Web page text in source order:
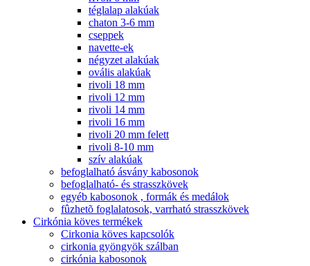
téglalap alakúak
chaton 3-6 mm
cseppek
navette-ek
négyzet alakúak
ovális alakúak
rivoli 18 mm
rivoli 12 mm
rivoli 14 mm
rivoli 16 mm
rivoli 20 mm felett
rivoli 8-10 mm
szív alakúak
befoglalható ásvány kabosonok
befoglalható- és strasszkövek
egyéb kabosonok , formák és medálok
fûzhetõ foglalatosok, varrható strasszkövek
Cirkónia köves termékek
Cirkonia köves kapcsolók
cirkonia gyöngyök szálban
cirkónia kabosonok